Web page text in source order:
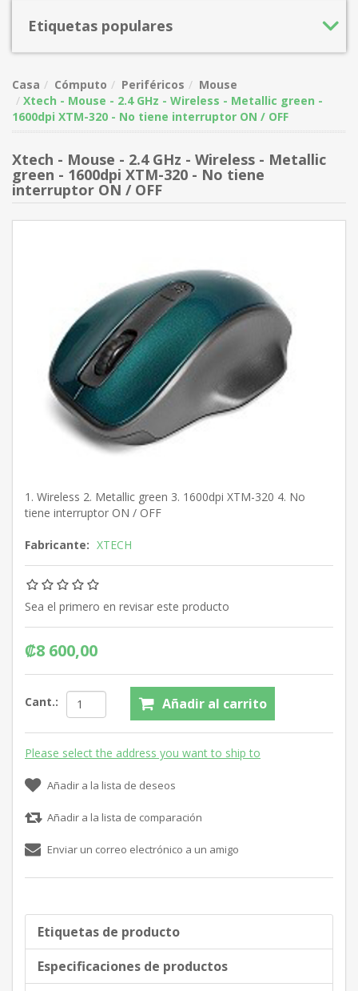
Etiquetas populares
Casa Cómputo Periféricos
Mouse
Xtech - Mouse - 2.4 GHz - Wireless - Metallic green -
1600dpi XTM-320 - No tiene interruptor ON / OFF
Xtech - Mouse - 2.4 GHz - Wireless - Metallic
green - 1600dpi XTM-320 - No tiene
interruptor ON / OFF
1. Wireless 2. Metallic green 3. 1600dpi XTM-320 4. No
tiene interruptor ON / OFF
Fabricante: XTECH
Sea el primero en revisar este producto
₡8 600,00
Cant.: Añadir al carrito
Please select the address you want to ship to
Añadir a la lista de deseos
Añadir a la lista de comparación
Enviar un correo electrónico a un amigo
Etiquetas de producto
Especificaciones de productos